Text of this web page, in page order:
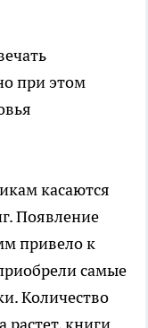
при этом
касаются
Появление
привело к
самые
Количество